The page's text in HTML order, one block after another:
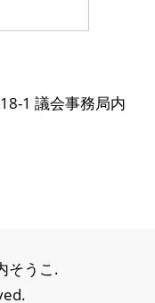
1 議会事務局内
そうこ.